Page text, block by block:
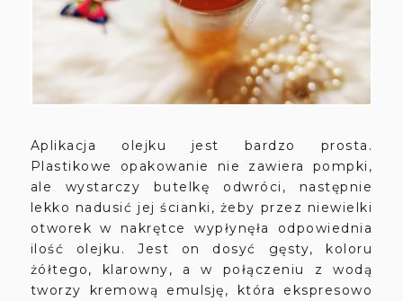
Aplikacja olejku jest bardzo prosta.
Plastikowe opakowanie nie zawiera pompki,
ale wystarczy butelkę odwróci, następnie
lekko nadusić jej ścianki, żeby przez niewielki
otworek w nakrętce wypłynęła odpowiednia
ilość olejku. Jest on dosyć gęsty, koloru
żółtego, klarowny, a w połączeniu z wodą
tworzy kremową emulsję, która ekspresowo